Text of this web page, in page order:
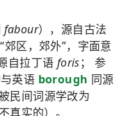
fabour），源自古法
郊区，郊外”，字面意
自拉丁语 foris； 参
英语 borough 同源
民间词源学改为
真实的）。